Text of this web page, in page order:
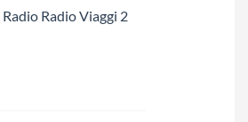
Radio Radio Viaggi 2